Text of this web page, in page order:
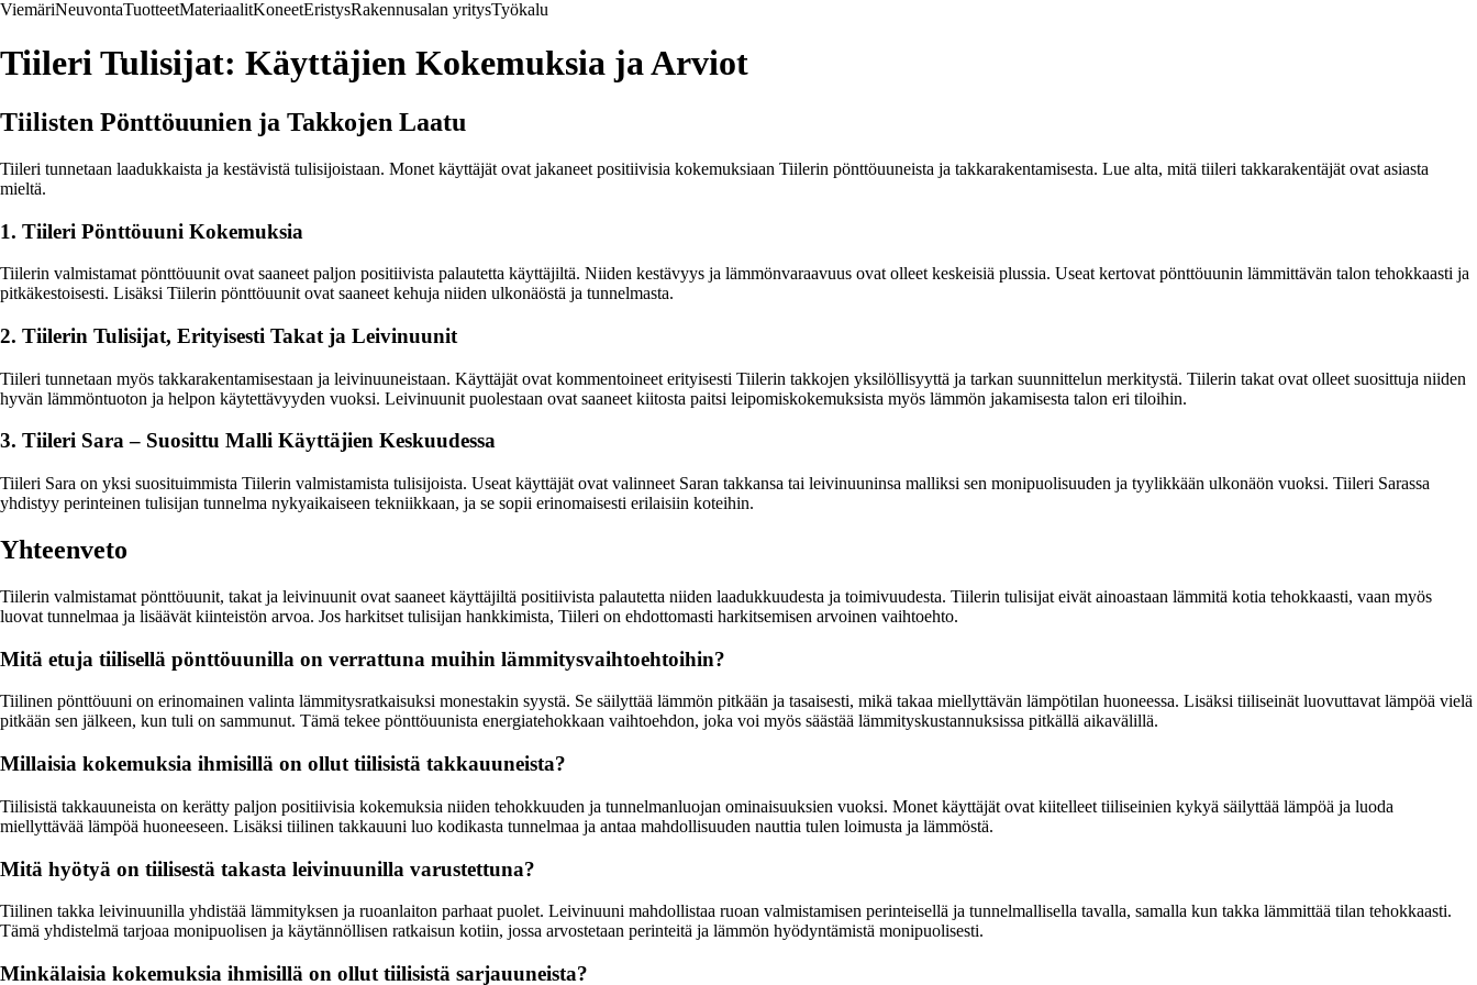
ViemäriNeuvontaTuotteetMateriaalitKoneetEristysRakennusalan yritysTyökalu
Tiileri Tulisijat: Käyttäjien Kokemuksia ja Arviot
Tiilisten Pönttöuunien ja Takkojen Laatu
Tiileri tunnetaan laadukkaista ja kestävistä tulisijoistaan. Monet käyttäjät ovat jakaneet positiivisia kokemuksiaan Tiilerin pönttöuuneista ja takkarakentamisesta. Lue alta, mitä tiileri takkarakentäjät ovat asiasta
mieltä.
1. Tiileri Pönttöuuni Kokemuksia
Tiilerin valmistamat pönttöuunit ovat saaneet paljon positiivista palautetta käyttäjiltä. Niiden kestävyys ja lämmönvaraavuus ovat olleet keskeisiä plussia. Useat kertovat pönttöuunin lämmittävän talon tehokkaasti ja
pitkäkestoisesti. Lisäksi Tiilerin pönttöuunit ovat saaneet kehuja niiden ulkonäöstä ja tunnelmasta.
2. Tiilerin Tulisijat, Erityisesti Takat ja Leivinuunit
Tiileri tunnetaan myös takkarakentamisestaan ja leivinuuneistaan. Käyttäjät ovat kommentoineet erityisesti Tiilerin takkojen yksilöllisyyttä ja tarkan suunnittelun merkitystä. Tiilerin takat ovat olleet suosittuja niiden
hyvän lämmöntuoton ja helpon käytettävyyden vuoksi. Leivinuunit puolestaan ovat saaneet kiitosta paitsi leipomiskokemuksista myös lämmön jakamisesta talon eri tiloihin.
3. Tiileri Sara – Suosittu Malli Käyttäjien Keskuudessa
Tiileri Sara on yksi suosituimmista Tiilerin valmistamista tulisijoista. Useat käyttäjät ovat valinneet Saran takkansa tai leivinuuninsa malliksi sen monipuolisuuden ja tyylikkään ulkonäön vuoksi. Tiileri Sarassa
yhdistyy perinteinen tulisijan tunnelma nykyaikaiseen tekniikkaan, ja se sopii erinomaisesti erilaisiin koteihin.
Yhteenveto
Tiilerin valmistamat pönttöuunit, takat ja leivinuunit ovat saaneet käyttäjiltä positiivista palautetta niiden laadukkuudesta ja toimivuudesta. Tiilerin tulisijat eivät ainoastaan lämmitä kotia tehokkaasti, vaan myös
luovat tunnelmaa ja lisäävät kiinteistön arvoa. Jos harkitset tulisijan hankkimista, Tiileri on ehdottomasti harkitsemisen arvoinen vaihtoehto.
Mitä etuja tiilisellä pönttöuunilla on verrattuna muihin lämmitysvaihtoehtoihin?
Tiilinen pönttöuuni on erinomainen valinta lämmitysratkaisuksi monestakin syystä. Se säilyttää lämmön pitkään ja tasaisesti, mikä takaa miellyttävän lämpötilan huoneessa. Lisäksi tiiliseinät luovuttavat lämpöä vielä
pitkään sen jälkeen, kun tuli on sammunut. Tämä tekee pönttöuunista energiatehokkaan vaihtoehdon, joka voi myös säästää lämmityskustannuksissa pitkällä aikavälillä.
Millaisia kokemuksia ihmisillä on ollut tiilisistä takkauuneista?
Tiilisistä takkauuneista on kerätty paljon positiivisia kokemuksia niiden tehokkuuden ja tunnelmanluojan ominaisuuksien vuoksi. Monet käyttäjät ovat kiitelleet tiiliseinien kykyä säilyttää lämpöä ja luoda
miellyttävää lämpöä huoneeseen. Lisäksi tiilinen takkauuni luo kodikasta tunnelmaa ja antaa mahdollisuuden nauttia tulen loimusta ja lämmöstä.
Mitä hyötyä on tiilisestä takasta leivinuunilla varustettuna?
Tiilinen takka leivinuunilla yhdistää lämmityksen ja ruoanlaiton parhaat puolet. Leivinuuni mahdollistaa ruoan valmistamisen perinteisellä ja tunnelmallisella tavalla, samalla kun takka lämmittää tilan tehokkaasti.
Tämä yhdistelmä tarjoaa monipuolisen ja käytännöllisen ratkaisun kotiin, jossa arvostetaan perinteitä ja lämmön hyödyntämistä monipuolisesti.
Minkälaisia kokemuksia ihmisillä on ollut tiilisistä sarjauuneista?